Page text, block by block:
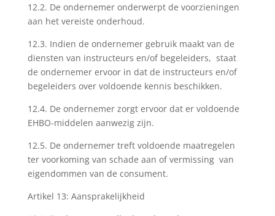
12.2. De ondernemer onderwerpt de voorzieningen
aan het vereiste onderhoud.
12.3. Indien de ondernemer gebruik maakt van de
diensten van instructeurs en/of begeleiders, staat
de ondernemer ervoor in dat de instructeurs en/of
begeleiders over voldoende kennis beschikken.
12.4. De ondernemer zorgt ervoor dat er voldoende
EHBO-middelen aanwezig zijn.
12.5. De ondernemer treft voldoende maatregelen
ter voorkoming van schade aan of vermissing van
eigendommen van de consument.
Artikel 13: Aansprakelijkheid